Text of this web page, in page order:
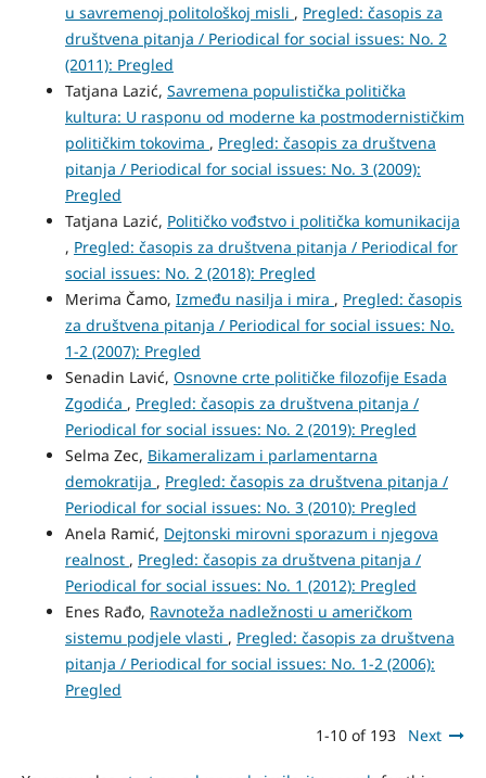
u savremenoj politološkoj misli , Pregled: časopis za
društvena pitanja / Periodical for social issues: No. 2
(2011): Pregled
Tatjana Lazić, Savremena populistička politička
kultura: U rasponu od moderne ka postmodernističkim
političkim tokovima , Pregled: časopis za društvena
pitanja / Periodical for social issues: No. 3 (2009):
Pregled
Tatjana Lazić, Političko vođstvo i politička komunikacija
, Pregled: časopis za društvena pitanja / Periodical for
social issues: No. 2 (2018): Pregled
Merima Čamo, Između nasilja i mira , Pregled: časopis
za društvena pitanja / Periodical for social issues: No.
1-2 (2007): Pregled
Senadin Lavić, Osnovne crte političke filozofije Esada
Zgodića , Pregled: časopis za društvena pitanja /
Periodical for social issues: No. 2 (2019): Pregled
Selma Zec, Bikameralizam i parlamentarna
demokratija , Pregled: časopis za društvena pitanja /
Periodical for social issues: No. 3 (2010): Pregled
Anela Ramić, Dejtonski mirovni sporazum i njegova
realnost , Pregled: časopis za društvena pitanja /
Periodical for social issues: No. 1 (2012): Pregled
Enes Rađo, Ravnoteža nadležnosti u američkom
sistemu podjele vlasti , Pregled: časopis za društvena
pitanja / Periodical for social issues: No. 1-2 (2006):
Pregled
1-10 of 193 Next